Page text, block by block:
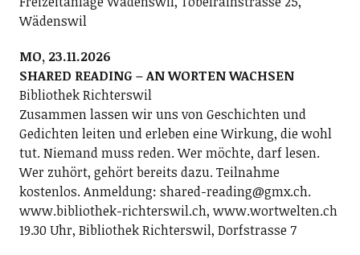
Wädenswil
MO, 23.11.2026
SHARED READING – AN WORTEN WACHSEN
Bibliothek Richterswil
Zusammen lassen wir uns von Geschichten und
Gedichten leiten und erleben eine Wirkung, die wohl
tut. Niemand muss reden. Wer möchte, darf lesen.
Wer zuhört, gehört bereits dazu. Teilnahme
kostenlos. Anmeldung: shared-reading@gmx.ch.
www.bibliothek-richterswil.ch, www.wortwelten.ch
19.30 Uhr, Bibliothek Richterswil, Dorfstrasse 7